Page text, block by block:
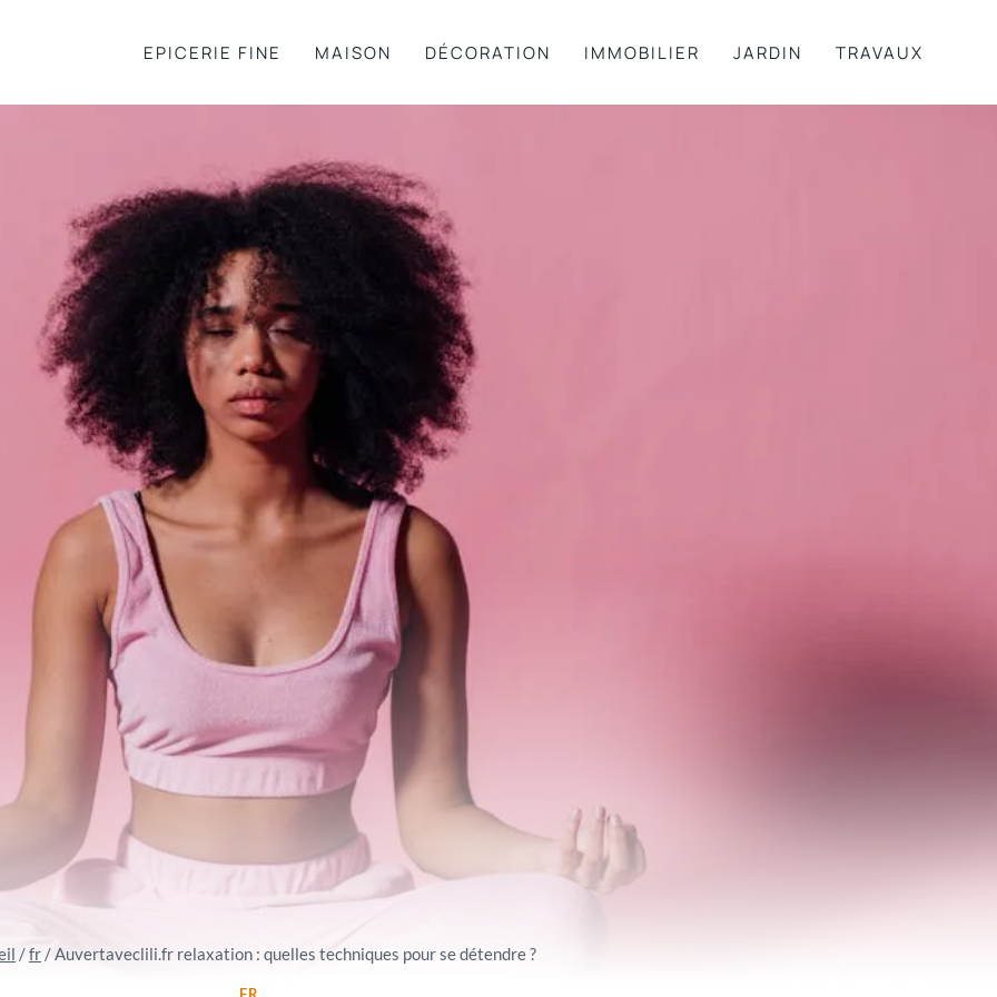
EPICERIE FINE MAISON DÉCORATION IMMOBILIER JARDIN TRAVAUX
/fr /Auvertaveclili.fr relaxation : quelles techniques pour se détendre ?